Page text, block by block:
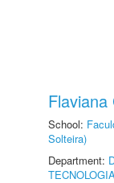
Flaviana
School:
Solteira)
Department: